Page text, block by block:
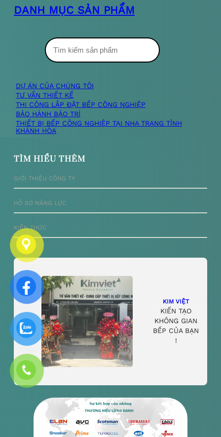
DANH MỤC SẢN PHẨM
m
k
i
ế
m
DỰ ÁN CỦA CHÚNG TÔI
TƯ VẤN THIẾT KẾ
THI CÔNG LẮP ĐẶT BẾP CÔNG NGHIỆP
BẢO HÀNH BẢO TRÌ
THIẾT BỊ BẾP CÔNG NGHIỆP TẠI NHA TRANG TỈNH
KHÁNH HÒA
TÌM HIỂU THÊM
GIỚI THIỆU CÔNG TY
HỒ SƠ NĂNG LỰC
KIẾN THỨC
KIM VIỆT
KIẾN TẠO
KHÔNG GIAN
BẾP CỦA BẠN
!